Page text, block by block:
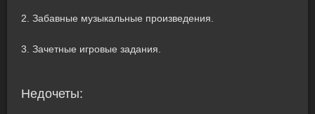
2. Забавные музыкальные произведения.
3. Зачетные игровые задания.
Недочеты: